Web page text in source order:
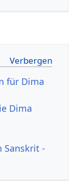
für Dima
Dima
Sanskrit -